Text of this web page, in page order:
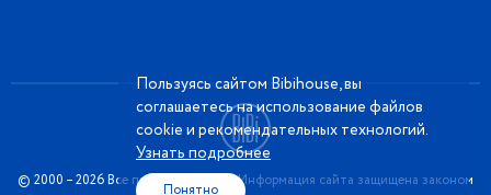
© 2000 – 2026 Все права защищены. Информация сайта защищена законом
Пользуясь сайтом Bibihouse, вы
соглашаетесь на использование файлов
cookie и рекомендательных технологий.
Узнать подробнее
Понятно